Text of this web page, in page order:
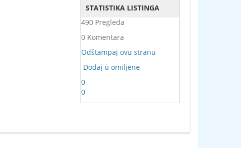
STATISTIKA LISTINGA
490 Pregleda
0 Komentara
Odštampaj ovu stranu
Dodaj u omiljene
0
0